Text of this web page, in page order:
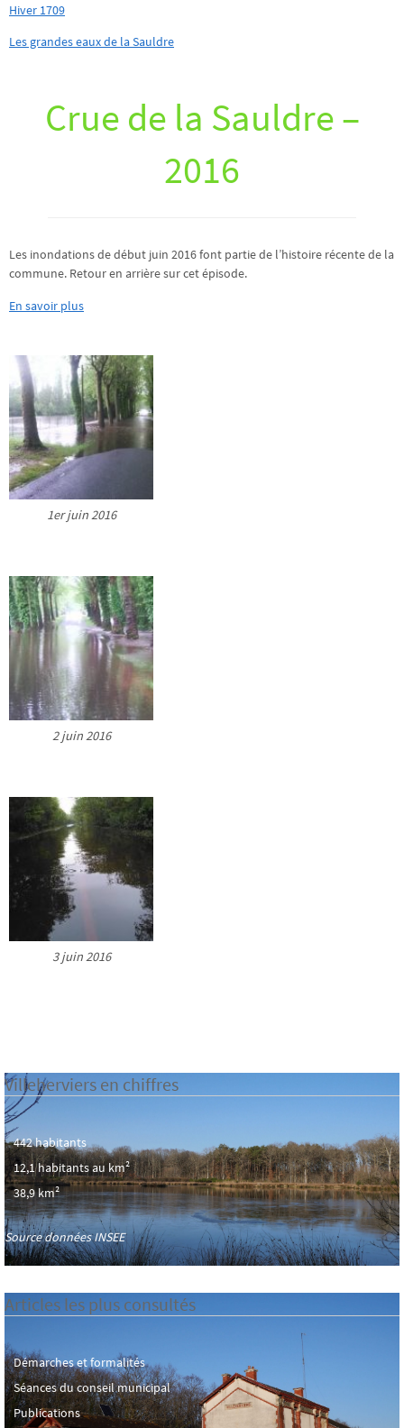
Hiver 1709
Les grandes eaux de la Sauldre
Crue de la Sauldre –
2016
Les inondations de début juin 2016 font partie de l’histoire récente de la
commune. Retour en arrière sur cet épisode.
En savoir plus
1er juin 2016
2 juin 2016
3 juin 2016
Villeherviers en chiffres
442 habitants
12,1 habitants au km²
38,9 km²
Source données INSEE
Articles les plus consultés
Démarches et formalités
Séances du conseil municipal
Publications